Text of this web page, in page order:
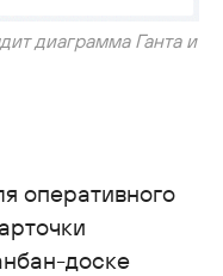
диаграмма Ганта и
оперативного
доске